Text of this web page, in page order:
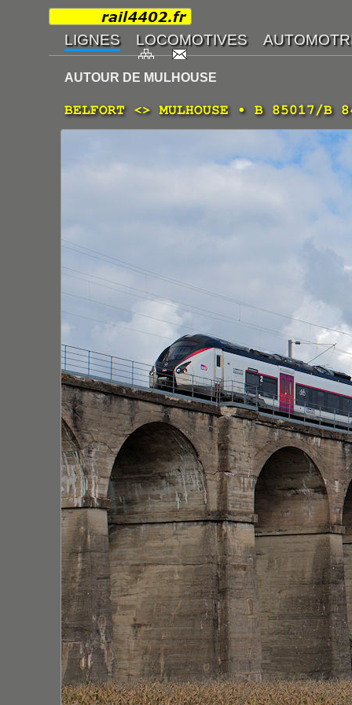
AUTOUR DE MULHOUSE
BELFORT <> MULHOUSE • B 85017/B